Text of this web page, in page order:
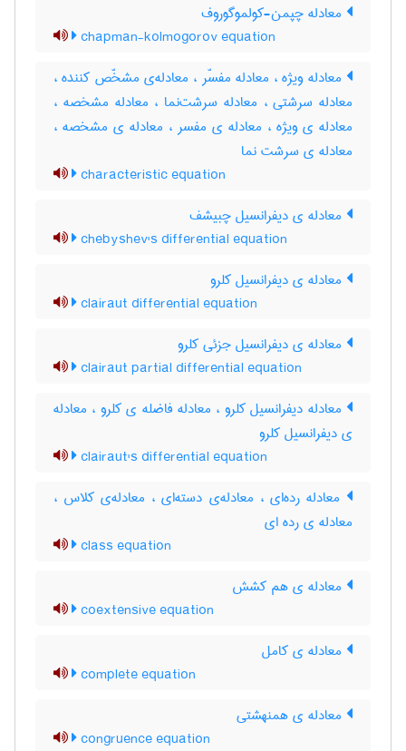
معادله چپمن-کولموگوروف
chapman-kolmogorov equation
معادله ویژه ، معادله مفسّر ، معادله‌ی مشخّص کننده ،
معادله سرشتی ، معادله سرشت‌نما ، معادله مشخصه ،
معادله ی ویژه ، معادله ی مفسر ، معادله ی مشخصه ،
معادله ی سرشت نما
characteristic equation
معادله ی دیفرانسیل چبیشف
chebyshev's differential equation
معادله ی دیفرانسیل کلرو
clairaut differential equation
معادله ی دیفرانسیل جزئی کلرو
clairaut partial differential equation
معادله دیفرانسیل کلرو ، معادله فاضله ی کلرو ، معادله
ی دیفرانسیل کلرو
clairaut's differential equation
معادله رده‌ای ، معادله‌ی دسته‌ای ، معادله‌ی کلاس ،
معادله ی رده ای
class equation
معادله ی هم کشش
coextensive equation
معادله ی کامل
complete equation
معادله ی همنهشتی
congruence equation